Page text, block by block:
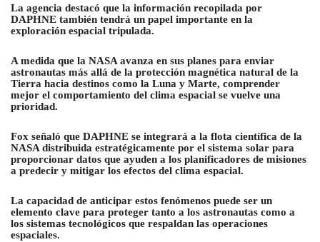
La agencia destacó que la información recopilada por
DAPHNE también tendrá un papel importante en la
exploración espacial tripulada.
A medida que la NASA avanza en sus planes para enviar
astronautas más allá de la protección magnética natural de la
Tierra hacia destinos como la Luna y Marte, comprender
mejor el comportamiento del clima espacial se vuelve una
prioridad.
Fox señaló que DAPHNE se integrará a la flota científica de la
NASA distribuida estratégicamente por el sistema solar para
proporcionar datos que ayuden a los planificadores de misiones
a predecir y mitigar los efectos del clima espacial.
La capacidad de anticipar estos fenómenos puede ser un
elemento clave para proteger tanto a los astronautas como a
los sistemas tecnológicos que respaldan las operaciones
espaciales.